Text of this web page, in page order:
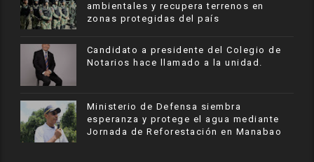
ambientales y recupera terrenos en
zonas protegidas del país
Candidato a presidente del Colegio de
Notarios hace llamado a la unidad.
Ministerio de Defensa siembra
esperanza y protege el agua mediante
Jornada de Reforestación en Manabao